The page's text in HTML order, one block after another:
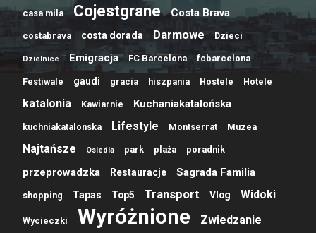
casa mila Cojestgrane Costa Brava
costabrava costa dorada Darmowe Dzieci
Dzielnice Emigracja FC Barcelona fcbarcelona
Festiwale gaudi gracia hiszpania Hostele Hotele
katalonia Kawiarnie Kuchaniakatalońska
kuchniakatalonska Lifestyle Montserrat Muzea
Najtańsze Osiedla park plaża poradnik
przeprowadzka Restauracje Sagrada Familia
shopping Tapas Top5 Transport Vlog Widoki
Wycieczki Wyróżnione Zwiedzanie